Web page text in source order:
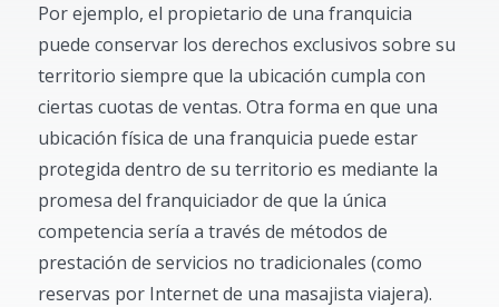
Por ejemplo, el propietario de una franquicia
puede conservar los derechos exclusivos sobre su
territorio siempre que la ubicación cumpla con
ciertas cuotas de ventas. Otra forma en que una
ubicación física de una franquicia puede estar
protegida dentro de su territorio es mediante la
promesa del franquiciador de que la única
competencia sería a través de métodos de
prestación de servicios no tradicionales (como
reservas por Internet de una masajista viajera).